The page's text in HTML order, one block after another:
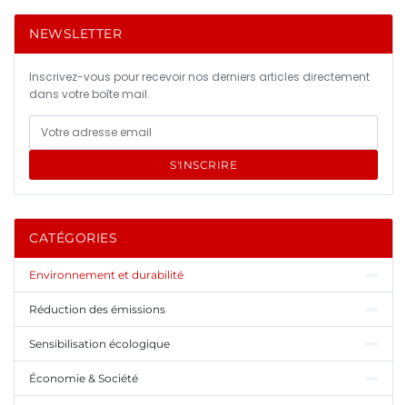
NEWSLETTER
Inscrivez-vous pour recevoir nos derniers articles directement
dans votre boîte mail.
S'INSCRIRE
CATÉGORIES
Environnement et durabilité
Réduction des émissions
Sensibilisation écologique
Économie & Société